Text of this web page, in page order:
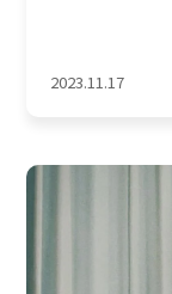
2023.11.17